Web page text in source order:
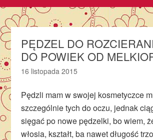
PĘDZEL DO
DO POWIEK OD
16 listopada 2015
Pędzli mam w swojej kosmetyczce
szczególnie tych do oczu, jednak
sięgać po nowe pędzelki, bo wiem,
włosia, kształt, ba nawet długość